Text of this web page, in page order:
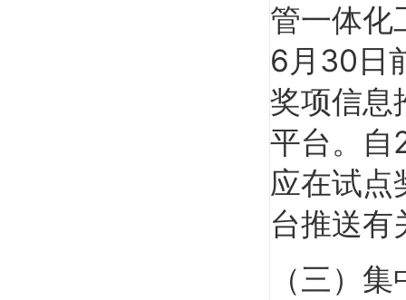
管一体化
6月30日
奖项信息
平台。自
应在试点
台推送有
（三）